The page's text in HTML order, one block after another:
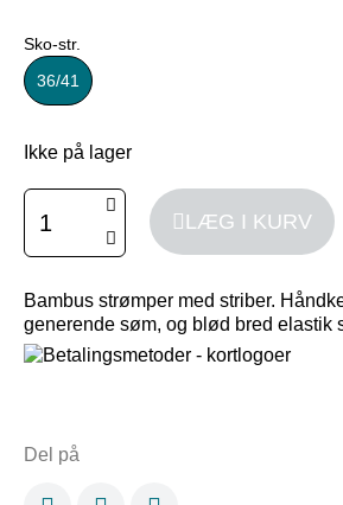
Sko-str.
36/41
Ikke på lager
LÆG I KURV
Bambus strømper med striber.
generende søm, og blød bred elastik
Del på